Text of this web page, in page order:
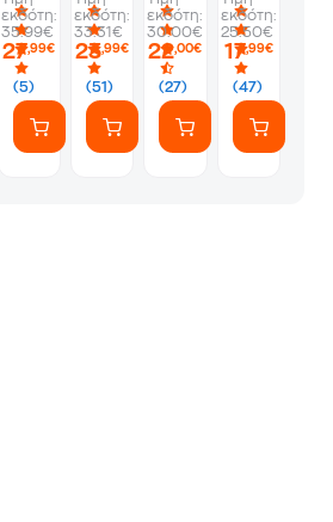
(5)
εκδότη:
35.99€
27,99€
(51)
εκδότη:
33.31€
23,99€
(27)
εκδότη:
30.00€
22,00€
(47)
εκδότη:
25.50€
17,99€